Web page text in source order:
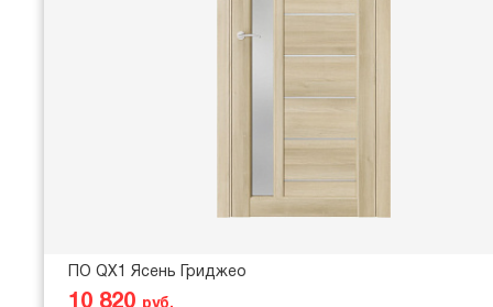
ПО QX1 Ясень Гриджео
10 820